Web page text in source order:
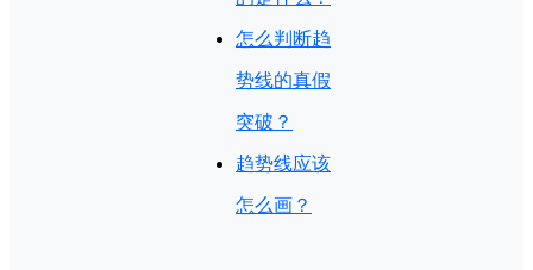
怎么判断趋
势线的真假
突破？
趋势线应该
怎么画？